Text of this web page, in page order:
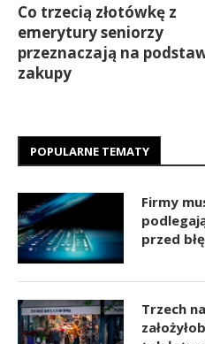
Co trzecią złotówkę z
emerytury seniorzy
przeznaczają na
zakupy
POPULARNE TEMATY
Firmy
przed
Trzech